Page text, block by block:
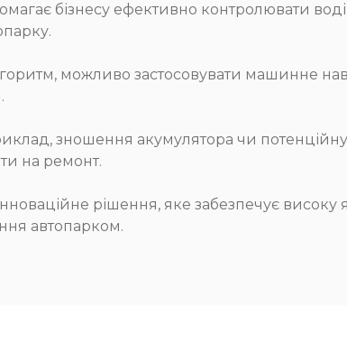
бізнесу ефективно контролювати
можливо застосовувати машинне
зношення акумулятора чи
на ремонт.
рішення, яке забезпечує високу
автопарком.